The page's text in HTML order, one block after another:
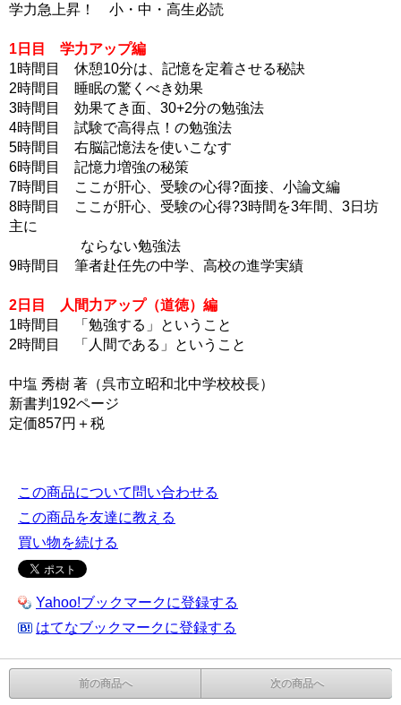
学力急上昇！ 小・中・高生必読
1日目 学力アップ編
1時間目 休憩10分は、記憶を定着させる秘訣
2時間目 睡眠の驚くべき効果
3時間目 効果てき面、30+2分の勉強法
4時間目 試験で高得点！の勉強法
5時間目 右脳記憶法を使いこなす
6時間目 記憶力増強の秘策
7時間目 ここが肝心、受験の心得?面接、小論文編
8時間目 ここが肝心、受験の心得?3時間を3年間、3日坊
主に
ならない勉強法
9時間目 筆者赴任先の中学、高校の進学実績
2日目 人間力アップ（道徳）編
1時間目 「勉強する」ということ
2時間目 「人間である」ということ
中塩 秀樹 著（呉市立昭和北中学校校長）
新書判192ページ
定価857円＋税
この商品について問い合わせる
この商品を友達に教える
買い物を続ける
Yahoo!ブックマークに登録する
はてなブックマークに登録する
前の商品へ 次の商品へ